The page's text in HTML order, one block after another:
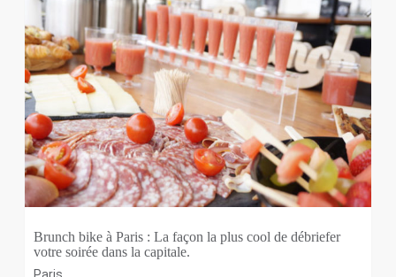
Brunch bike à Paris : La façon la plus cool de débriefer
votre soirée dans la capitale.